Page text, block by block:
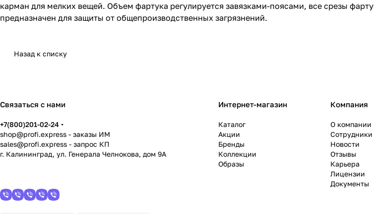
карман для мелких вещей. Объем фартука регулируется завязками-поясами, все срезы
предназначен для защиты от общепроизводственных загрязнений.
Назад к списку
Связаться с нами
+7(800)201-02-24
shop@profi.express - заказы ИМ
sales@profi.express - запрос КП
г. Калининград, ул. Генерала Челнокова, дом 9A
Интернет-магазин
Каталог
Акции
Бренды
Коллекции
Образы
Компания
О компании
Сотрудники
Новости
Отзывы
Карьера
Лицензии
Документы